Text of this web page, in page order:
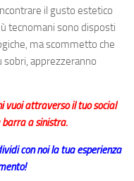
il gusto estetico
tecnomani sono disposti
ma scommetto che
apprezzeranno
vuoi attraverso il tuo social
a sinistra.
con noi la tua esperienza